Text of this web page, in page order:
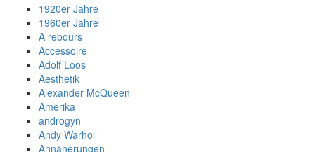
1920er Jahre
1960er Jahre
A rebours
Accessoire
Adolf Loos
Aesthetik
Alexander McQueen
Amerika
androgyn
Andy Warhol
Annäherungen